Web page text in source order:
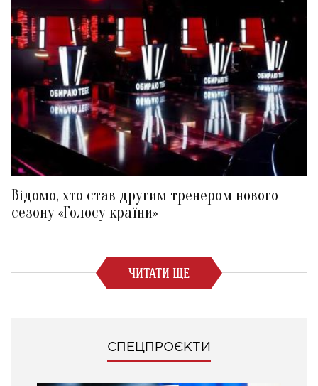
Відомо, хто став другим тренером нового
сезону «Голосу країни»
ЧИТАТИ ЩЕ
СПЕЦПРОЄКТИ